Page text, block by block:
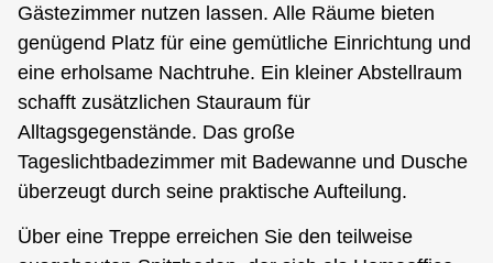
Gästezimmer nutzen lassen. Alle Räume bieten
genügend Platz für eine gemütliche Einrichtung und
eine erholsame Nachtruhe. Ein kleiner Abstellraum
schafft zusätzlichen Stauraum für
Alltagsgegenstände. Das große
Tageslichtbadezimmer mit Badewanne und Dusche
überzeugt durch seine praktische Aufteilung.
Über eine Treppe erreichen Sie den teilweise